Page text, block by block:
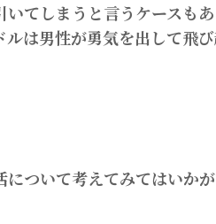
てしまうと言うケースもあ
は男性が勇気を出して飛
ついて考えてみてはいか